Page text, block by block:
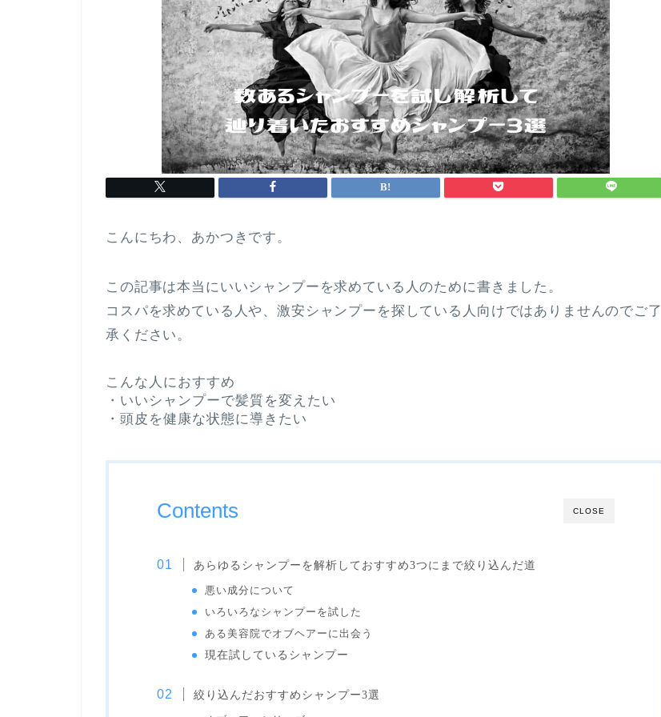
こんにちわ、あかつきです。
この記事は本当にいいシャンプーを求めている人のために書きました。
コスパを求めている人や、激安シャンプーを探している人向けではありませんのでご了
承ください。
こんな人におすすめ
・いいシャンプーで髪質を変えたい
・頭皮を健康な状態に導きたい
CLOSE
Contents
あらゆるシャンプーを解析しておすすめ3つにまで絞り込んだ道
悪い成分について
いろいろなシャンプーを試した
ある美容院でオブヘアーに出会う
現在試しているシャンプー
絞り込んだおすすめシャンプー3選